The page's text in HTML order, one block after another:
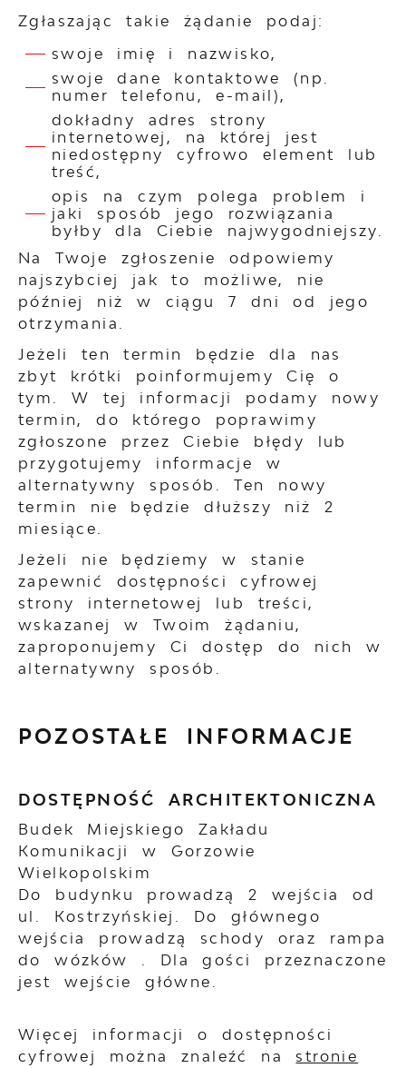
Zgłaszając takie żądanie podaj:
swoje imię i nazwisko,
swoje dane kontaktowe (np.
numer telefonu, e-mail),
dokładny adres strony
internetowej, na której jest
niedostępny cyfrowo element lub
treść,
opis na czym polega problem i
jaki sposób jego rozwiązania
byłby dla Ciebie najwygodniejszy.
Na Twoje zgłoszenie odpowiemy
najszybciej jak to możliwe, nie
później niż w ciągu 7 dni od jego
otrzymania.
Jeżeli ten termin będzie dla nas
zbyt krótki poinformujemy Cię o
tym. W tej informacji podamy nowy
termin, do którego poprawimy
zgłoszone przez Ciebie błędy lub
przygotujemy informacje w
alternatywny sposób. Ten nowy
termin nie będzie dłuższy niż 2
miesiące.
Jeżeli nie będziemy w stanie
zapewnić dostępności cyfrowej
strony internetowej lub treści,
wskazanej w Twoim żądaniu,
zaproponujemy Ci dostęp do nich w
alternatywny sposób.
POZOSTAŁE INFORMACJE
DOSTĘPNOŚĆ ARCHITEKTONICZNA
Budek Miejskiego Zakładu
Komunikacji w Gorzowie
Wielkopolskim
Do budynku prowadzą 2 wejścia od
ul. Kostrzyńskiej. Do głównego
wejścia prowadzą schody oraz rampa
do wózków . Dla gości przeznaczone
jest wejście główne.
Więcej informacji o dostępności
cyfrowej można znaleźć nastronie